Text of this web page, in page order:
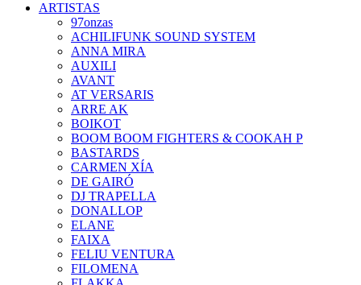
ARTISTAS
97onzas
ACHILIFUNK SOUND SYSTEM
ANNA MIRA
AUXILI
AVANT
AT VERSARIS
ARRE AK
BOIKOT
BOOM BOOM FIGHTERS & COOKAH P
BASTARDS
CARMEN XÍA
DE GAIRÓ
DJ TRAPELLA
DONALLOP
ELANE
FAIXA
FELIU VENTURA
FILOMENA